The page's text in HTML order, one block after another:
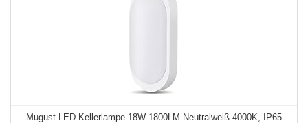
Mugust LED Kellerlampe 18W 1800LM Neutralweiß 4000K, IP65